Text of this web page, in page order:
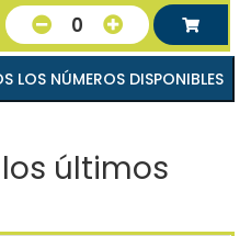
0
VER TODOS LOS NÚMEROS DISPONIBLES
últimos